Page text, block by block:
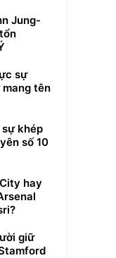
Jung-
sự
tên
khép
số 10
hay
giữ